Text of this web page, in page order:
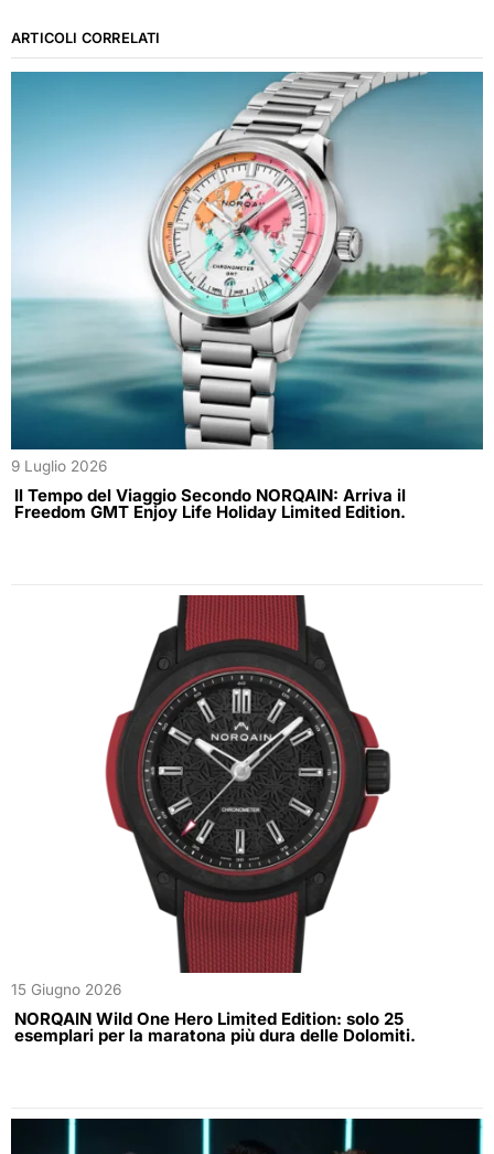
ARTICOLI CORRELATI
9 Luglio 2026
Il Tempo del Viaggio Secondo NORQAIN: Arriva il
Freedom GMT Enjoy Life Holiday Limited Edition.
15 Giugno 2026
NORQAIN Wild One Hero Limited Edition: solo 25
esemplari per la maratona più dura delle Dolomiti.